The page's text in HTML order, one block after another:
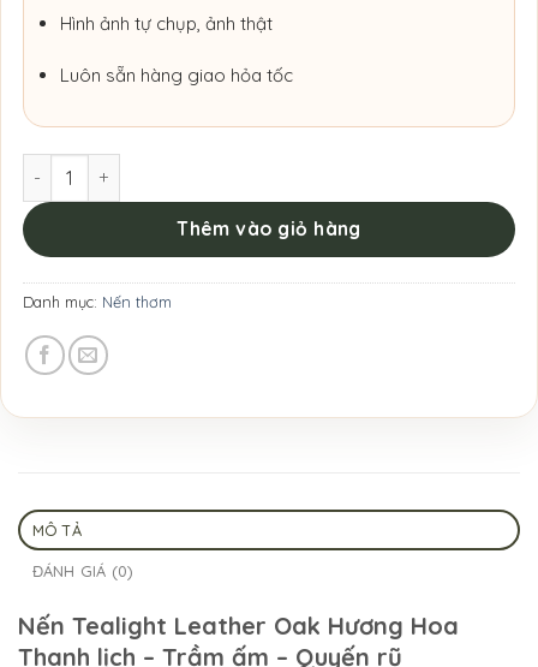
Hình ảnh tự chụp, ảnh thật
Luôn sẵn hàng giao hỏa tốc
Nến Tealight Leather Oak Hương Hoa Thanh Lịch số lượng
Thêm vào giỏ hàng
Danh mục: Nến thơm
MÔ TẢ
ĐÁNH GIÁ (0)
Nến Tealight Leather Oak Hương Hoa
Thanh lịch – Trầm ấm – Quyến rũ